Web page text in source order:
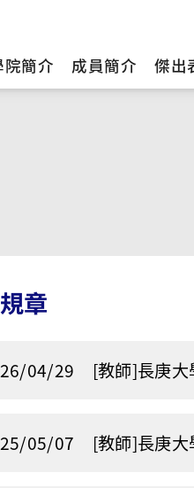
院簡介 成員簡介 傑出
章
04/29 [教師]長庚
05/07 [教師]長庚